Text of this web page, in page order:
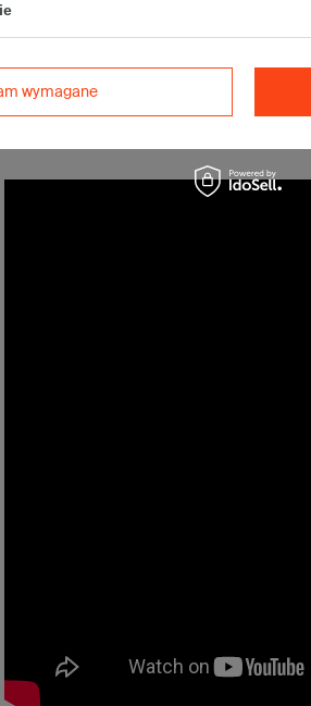
Tolerancja wymiarów wynikająca z
być większa ze względu na grubość tektury).
wymagane